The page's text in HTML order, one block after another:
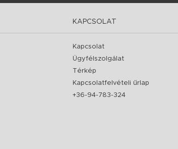
KAPCSOLAT
Kapcsolat
Ügyfélszolgálat
Térkép
Kapcsolatfelvételi űrlap
+36-94-783-324